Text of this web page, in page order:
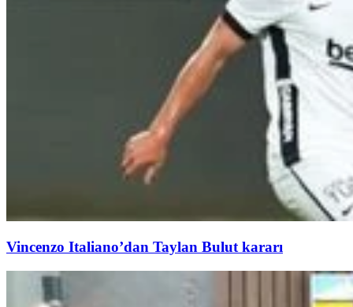
Vincenzo Italiano’dan Taylan Bulut kararı